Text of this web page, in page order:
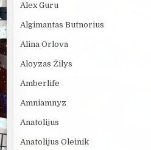
Alex Guru
Algimantas Butnorius
Alina Orlova
Aloyzas Žilys
Amberlife
Amniamnyz
Anatolijus
Anatolijus Oleinik